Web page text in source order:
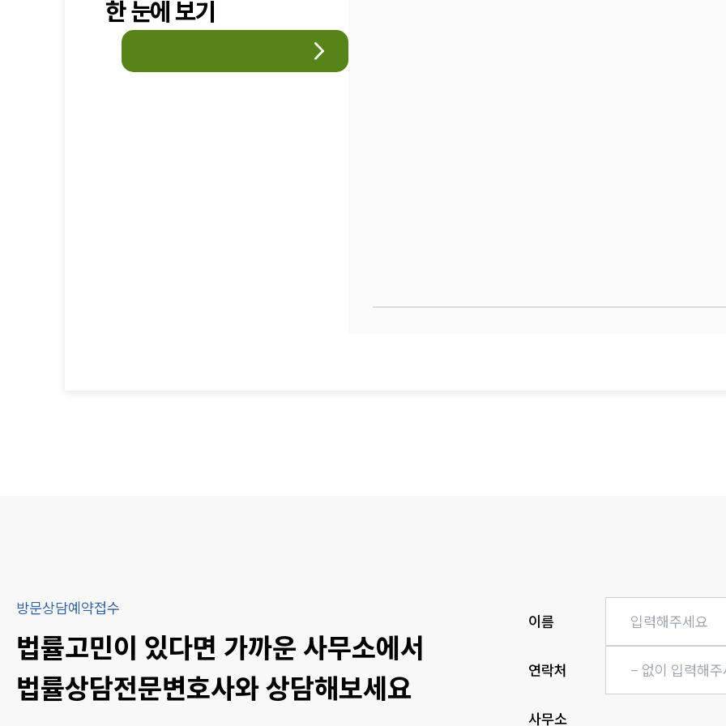
한 눈에 보기
방문상담예약접수
법률고민이 있다면 가까운 사무소에서
법률상담전문변호사와 상담해보세요
이름
연락처
사무소